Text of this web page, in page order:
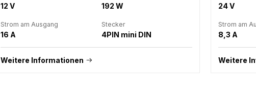
12 V 192 W
Strom am Ausgang
16 A
Stecker
4PIN mini DIN
Weitere Informationen
24 V
Strom am
8,3 A
Weitere